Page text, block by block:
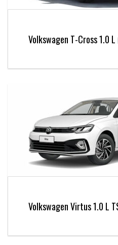
Volkswagen T-Cross 1.0
Volkswagen Virtus 1.0 L